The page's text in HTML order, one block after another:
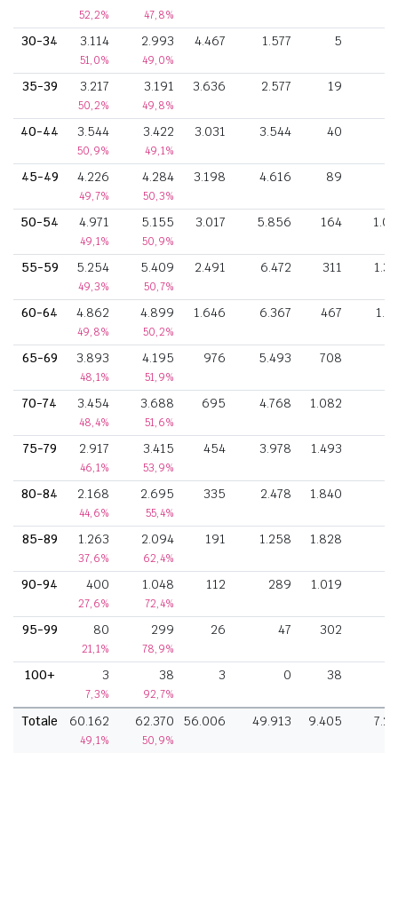
52,2% 47,8%
30-34 3.114
51,0%
2.993
49,0%
4.467 1.577 5
35-39 3.217
50,2%
3.191
49,8%
3.636 2.577 19
40-44 3.544
50,9%
3.422
49,1%
3.031 3.544 40
45-49 4.226
49,7%
4.284
50,3%
3.198 4.616 89
50-54 4.971
49,1%
5.155
50,9%
3.017 5.856 164
55-59 5.254
49,3%
5.409
50,7%
2.491 6.472 311
60-64 4.862
49,8%
4.899
50,2%
1.646 6.367 467
65-69 3.893
48,1%
4.195
51,9%
976 5.493 708
70-74 3.454
48,4%
3.688
51,6%
695 4.768 1.082
75-79 2.917
46,1%
3.415
53,9%
454 3.978 1.493
80-84 2.168
44,6%
2.695
55,4%
335 2.478 1.840
85-89 1.263
37,6%
2.094
62,4%
191 1.258 1.828
90-94 400
27,6%
1.048
72,4%
112 289 1.019
95-99 80
21,1%
299
78,9%
26 47 302
100+ 3
7,3%
38
92,7%
3 0 38
Totale 60.162
49,1%
62.370
50,9%
56.006 49.913 9.405